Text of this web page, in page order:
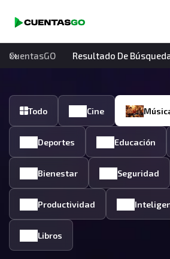
CuentasGO Resultado De
Todo Cine
Deportes Educación
Bienestar Seguridad
Productividad
Libros